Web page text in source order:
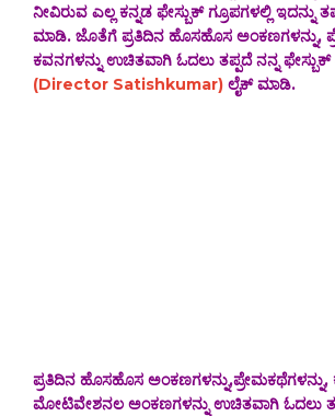
ನೀವಿರುವ ಎಲ್ಲ ಕನ್ನಡ ಫೇಸ್ಬುಕ್ ಗ್ರೂಪಗಳಲ್ಲಿ ಇದನ್ನು
ಮಾಡಿ. ಜೊತೆಗೆ ಪ್ರತಿದಿನ ಹೊಸಹೊಸ ಅಂಕಣಗಳನ್ನು,
ಕವನಗಳನ್ನು ಉಚಿತವಾಗಿ ಓದಲು ತಪ್ಪದೆ ನನ್ನ ಫೇಸ್ಬುಕ್
(Director Satishkumar) ಲೈಕ್ ಮಾಡಿ.
ಪ್ರತಿದಿನ ಹೊಸಹೊಸ ಅಂಕಣಗಳನ್ನು,ಪ್ರೇಮಕಥೆಗಳನ್ನು,
ಮೋಟಿವೇಶನಲ ಅಂಕಣಗಳನ್ನು ಉಚಿತವಾಗಿ ಓದಲು